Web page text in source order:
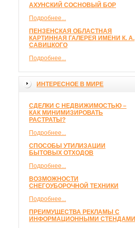
АХУНСКИЙ СОСНОВЫЙ БОР
Подробнее...
ПЕНЗЕНСКАЯ ОБЛАСТНАЯ
КАРТИННАЯ ГАЛЕРЕЯ ИМЕНИ К. А.
САВИЦКОГО
Подробнее...
ИНТЕРЕСНОЕ В МИРЕ
СДЕЛКИ С НЕДВИЖИМОСТЬЮ –
КАК МИНИМИЗИРОВАТЬ
РАСТРАТЫ?
Подробнее...
СПОСОБЫ УТИЛИЗАЦИИ
БЫТОВЫХ ОТХОДОВ
Подробнее...
ВОЗМОЖНОСТИ
СНЕГОУБОРОЧНОЙ ТЕХНИКИ
Подробнее...
ПРЕИМУЩЕСТВА РЕКЛАМЫ С
ИНФОРМАЦИОННЫМИ СТЕНДАМИ